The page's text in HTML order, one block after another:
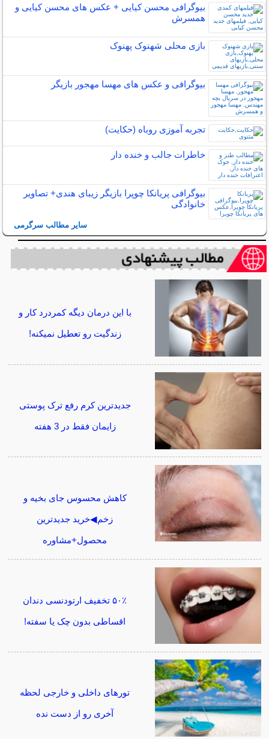
بیوگرافی محسن کیایی + عکس های محسن کیایی و
همسرش
بازی محلی شهنوک پهنوک
بیوگرافی و عکس های مهسا مهجور بازیگر
تجربه آموزی روباه (حکایت)
خاطرات جالب و خنده دار
بیوگرافی پریانکا چوپرا بازیگر زیبای هندی+ تصاویر
خانوادگی
سایر مطالب سرگرمی
با این درمان دیگه کمردرد کار و
زندگیت رو تعطیل نمیکنه!
جدیدترین کرم رفع ترک پوستی
زایمان فقط در 3 هفته
کاهش محسوس جای بخیه و
زخم◀خرید جدیدترین
محصول+مشاوره
۵۰٪ تخفیف ارتودنسی دندان
اقساطی بدون چک یا سفته!
تورهای داخلی و خارجی لحظه
آخری رو از دست نده